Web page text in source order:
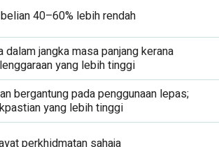
40–60% lebih rendah
dalam jangka masa panjang kerana
yang lebih tinggi
bergantung pada penggunaan lepas;
yang lebih tinggi